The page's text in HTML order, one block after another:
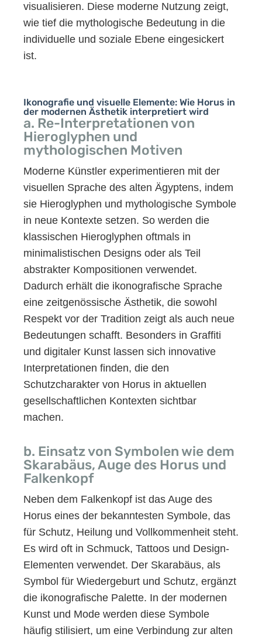
visualisieren. Diese moderne Nutzung zeigt,
wie tief die mythologische Bedeutung in die
individuelle und soziale Ebene eingesickert
ist.
Ikonografie und visuelle Elemente: Wie Horus in
der modernen Ästhetik interpretiert wird
a. Re-Interpretationen von
Hieroglyphen und
mythologischen Motiven
Moderne Künstler experimentieren mit der
visuellen Sprache des alten Ägyptens, indem
sie Hieroglyphen und mythologische Symbole
in neue Kontexte setzen. So werden die
klassischen Hieroglyphen oftmals in
minimalistischen Designs oder als Teil
abstrakter Kompositionen verwendet.
Dadurch erhält die ikonografische Sprache
eine zeitgenössische Ästhetik, die sowohl
Respekt vor der Tradition zeigt als auch neue
Bedeutungen schafft. Besonders in Graffiti
und digitaler Kunst lassen sich innovative
Interpretationen finden, die den
Schutzcharakter von Horus in aktuellen
gesellschaftlichen Kontexten sichtbar
machen.
b. Einsatz von Symbolen wie dem
Skarabäus, Auge des Horus und
Falkenkopf
Neben dem Falkenkopf ist das Auge des
Horus eines der bekanntesten Symbole, das
für Schutz, Heilung und Vollkommenheit steht.
Es wird oft in Schmuck, Tattoos und Design-
Elementen verwendet. Der Skarabäus, als
Symbol für Wiedergeburt und Schutz, ergänzt
die ikonografische Palette. In der modernen
Kunst und Mode werden diese Symbole
häufig stilisiert, um eine Verbindung zur alten